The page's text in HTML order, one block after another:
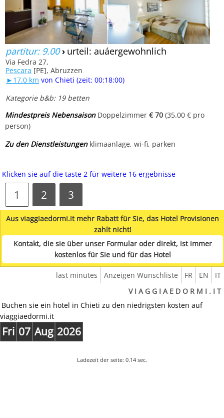
partitur: 9.00› urteil: auáergewohnlich
Via Fedra 27,
Pescara [PE], Abruzzen
►17.0 km von Chieti (zeit: 00:18:00)
Kategorie b&b: 19 betten
Mindestpreis NebensaisonDoppelzimmer€ 70 (35.00 € pro
person)
Zu den Dienstleistungenklimaanlage, wi-fi, parken
Klicken sie auf die taste 2 für weitere 16 ergebnisse
1 2 3
Aus viaggiaedormi.it mehr Rabatt für Sie, das Hotel Provisionen
zahlt nicht!
Kontakt, die sie über unser Formular oder direkt, ist immer
kostenlos für Sie und für das Hotel
IT
EN
FR
Anzeigen Wunschliste
last minutes
V I A G G I A E D O R M I . I T
Buchen sie ein hotel in Chieti zu den niedrigsten kosten auf
viaggiaedormi.it
Fri 07 Aug 2026
Ladezeit der seite: 0.14 sec.